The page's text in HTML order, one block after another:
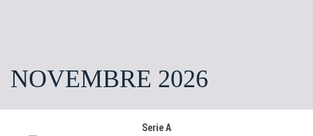
NOVEMBRE 2026
Serie A